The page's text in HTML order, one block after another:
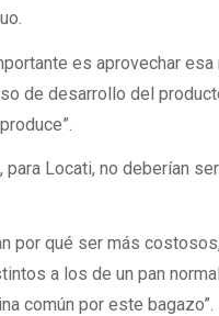
es aprovechar esa
de desarrollo del
Locati, no deberían
por qué ser más
a los de un pan
común por este bagazo”.